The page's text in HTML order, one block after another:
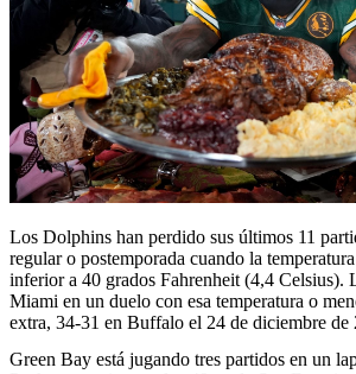
Los Dolphins han perdido sus últimos 11
regular o postemporada cuando la
inferior a 40 grados Fahrenheit (4,4 Celsius).
Miami en un duelo con esa temperatura o
extra, 34-31 en Buffalo el 24 de diciembre de
Green Bay está jugando tres partidos en un